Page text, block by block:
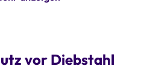
vor Diebstahl